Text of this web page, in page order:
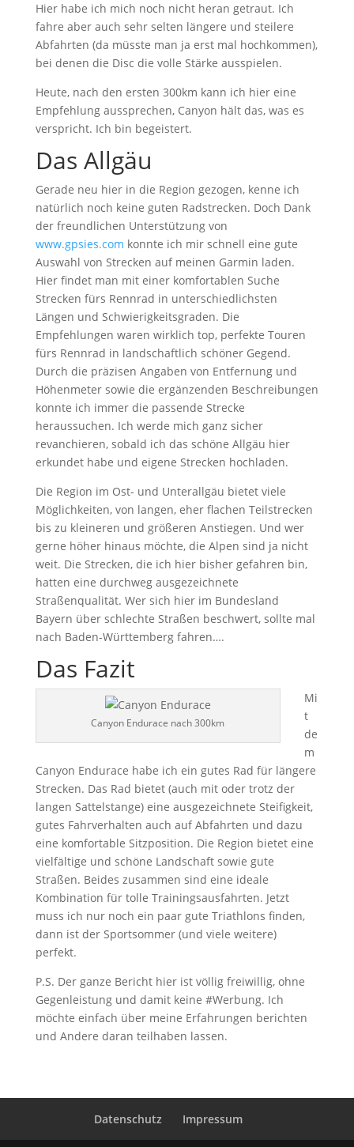
Hier habe ich mich noch nicht heran getraut. Ich
fahre aber auch sehr selten längere und steilere
Abfahrten (da müsste man ja erst mal hochkommen),
bei denen die Disc die volle Stärke ausspielen.
Heute, nach den ersten 300km kann ich hier eine
Empfehlung aussprechen, Canyon hält das, was es
verspricht. Ich bin begeistert.
Das Allgäu
Gerade neu hier in die Region gezogen, kenne ich
natürlich noch keine guten Radstrecken. Doch Dank
der freundlichen Unterstützung von
www.gpsies.com konnte ich mir schnell eine gute
Auswahl von Strecken auf meinen Garmin laden.
Hier findet man mit einer komfortablen Suche
Strecken fürs Rennrad in unterschiedlichsten
Längen und Schwierigkeitsgraden. Die
Empfehlungen waren wirklich top, perfekte Touren
fürs Rennrad in landschaftlich schöner Gegend.
Durch die präzisen Angaben von Entfernung und
Höhenmeter sowie die ergänzenden Beschreibungen
konnte ich immer die passende Strecke
heraussuchen. Ich werde mich ganz sicher
revanchieren, sobald ich das schöne Allgäu hier
erkundet habe und eigene Strecken hochladen.
Die Region im Ost- und Unterallgäu bietet viele
Möglichkeiten, von langen, eher flachen Teilstrecken
bis zu kleineren und größeren Anstiegen. Und wer
gerne höher hinaus möchte, die Alpen sind ja nicht
weit. Die Strecken, die ich hier bisher gefahren bin,
hatten eine durchweg ausgezeichnete
Straßenqualität. Wer sich hier im Bundesland
Bayern über schlechte Straßen beschwert, sollte mal
nach Baden-Württemberg fahren….
Das Fazit
Canyon Endurace nach 300km
Mi
t
de
m
Canyon Endurace habe ich ein gutes Rad für längere
Strecken. Das Rad bietet (auch mit oder trotz der
langen Sattelstange) eine ausgezeichnete Steifigkeit,
gutes Fahrverhalten auch auf Abfahrten und dazu
eine komfortable Sitzposition. Die Region bietet eine
vielfältige und schöne Landschaft sowie gute
Straßen. Beides zusammen sind eine ideale
Kombination für tolle Trainingsausfahrten. Jetzt
muss ich nur noch ein paar gute Triathlons finden,
dann ist der Sportsommer (und viele weitere)
perfekt.
P.S. Der ganze Bericht hier ist völlig freiwillig, ohne
Gegenleistung und damit keine #Werbung. Ich
möchte einfach über meine Erfahrungen berichten
und Andere daran teilhaben lassen.
Datenschutz Impressum